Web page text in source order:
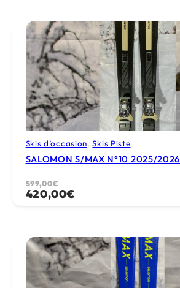
499,00€.
250,00€.
Skis d’occasion, Skis Piste
SALOMON S/MAX N°10 2025/2026
599,00€
Le
prix
599,00€.
420,00€
Le
prix
420,00€.